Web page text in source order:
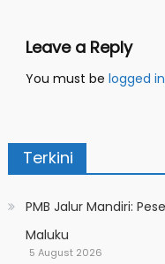
Leave a Reply
You must be logged in
Terkini
PMB Jalur Mandiri:
Maluku
5 August 2026